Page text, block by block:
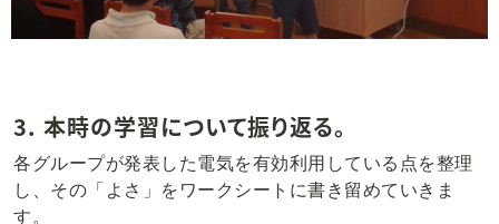
3. 本時の学習について振り返る。
各グループが発表した電気を有効利用している点を整理
し、その「よさ」をワークシートに書き留めていきま
す。